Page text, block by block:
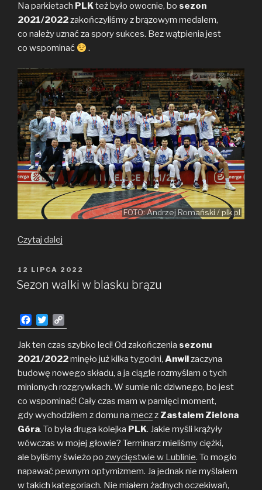
Na parkietach PLKteż było owocnie, bo sezon
2021/2022zakończyliśmy z brązowym medalem,
co należy uznać za spory sukces. Bez wątpienia jest
co wspominać
.
FOTO: Andrzej Romański / plk.pl
Czytaj dalej
mecze
w 2022
OPUBLIKOWANE
W
12 LIPCA 2022
Sezon walki w blasku brązu
a
c
e
o
o
k
w
i
t
e
r
o
p
y
i
n
k
Jak ten czas szybko leci! Od zakończenia sezonu
2021/2022minęło już kilka tygodni, Anwilzaczyna
budowę nowego składu, a ja ciągle rozmyślam o tych
minionych rozgrywkach. W sumie nic dziwnego, bo jest
co wspominać! Cały czas mam w pamięci moment,
gdy wychodziłem z domu na meczz Zastalem Zielona
Góra. To była druga kolejka PLK. Jakie myśli krążyły
wówczas w mojej głowie? Terminarz mieliśmy ciężki,
ale byliśmy świeżo po zwycięstwie w Lublinie. To mogło
napawać pewnym optymizmem. Ja jednak nie myślałem
w takich kategoriach. Nie miałem żadnych oczekiwań,